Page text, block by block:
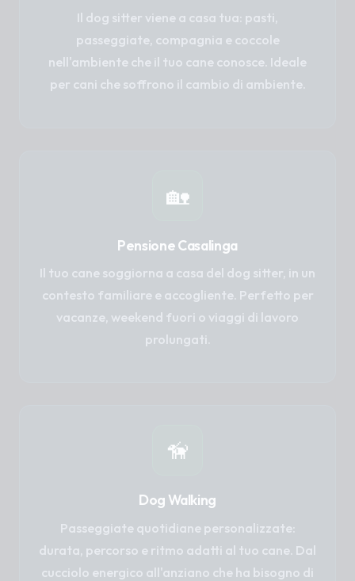
Il dog sitter viene a casa tua: pasti,
passeggiate, compagnia e coccole
nell'ambiente che il tuo cane conosce. Ideale
per cani che soffrono il cambio di ambiente.
🏡
Pensione Casalinga
Il tuo cane soggiorna a casa del dog sitter, in un
contesto familiare e accogliente. Perfetto per
vacanze, weekend fuori o viaggi di lavoro
prolungati.
🦮
Dog Walking
Passeggiate quotidiane personalizzate:
durata, percorso e ritmo adatti al tuo cane. Dal
cucciolo energico all'anziano che ha bisogno di